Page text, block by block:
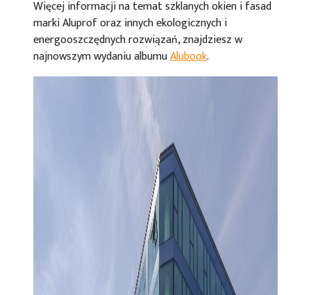
Więcej informacji na temat szklanych okien i fasad
marki Aluprof oraz innych ekologicznych i
energooszczędnych rozwiązań, znajdziesz w
najnowszym wydaniu albumuAlubook.